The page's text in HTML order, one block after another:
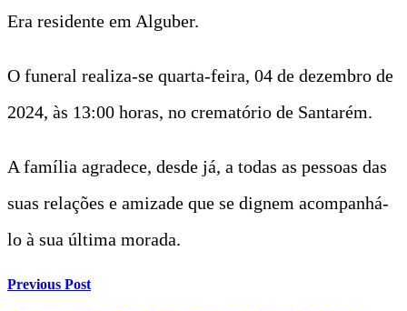
Era residente em Alguber.
O funeral realiza-se quarta-feira, 04 de dezembro de
2024, às 13:00 horas, no crematório de Santarém.
A família agradece, desde já, a todas as pessoas das
suas relações e amizade que se dignem acompanhá-
lo à sua última morada.
Previous Post